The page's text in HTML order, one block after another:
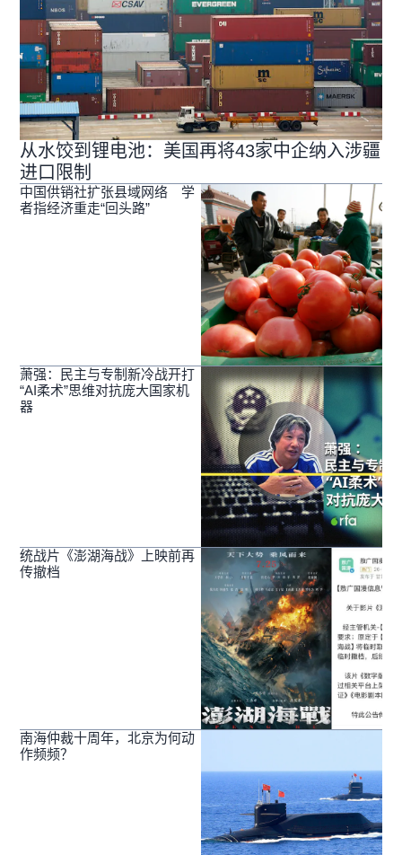
从水饺到锂电池：美国再将43家中企纳入涉疆
进口限制
中国供销社扩张县域网络 学
者指经济重走“回头路”
萧强：民主与专制新冷战开打
“AI柔术”思维对抗庞大国家机
器
统战片《澎湖海战》上映前再
传撤档
南海仲裁十周年，北京为何动
作频频？